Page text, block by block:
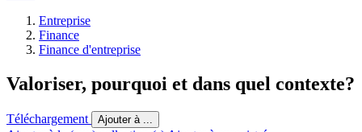
Entreprise
Finance
Finance d'entreprise
Valoriser, pourquoi et dans quel contexte?
Téléchargement Ajouter à ...